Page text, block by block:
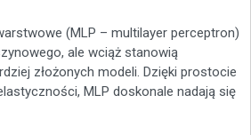
(MLP – multilayer perceptron)
ale wciąż stanowią
złożonych modeli. Dzięki prostocie
MLP doskonale nadają się